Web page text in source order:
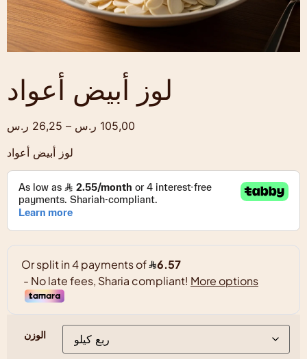
لوز أبيض أعواد
26,25 ر.س – 105,00 ر.س
لوز أبيض أعواد
الوزن